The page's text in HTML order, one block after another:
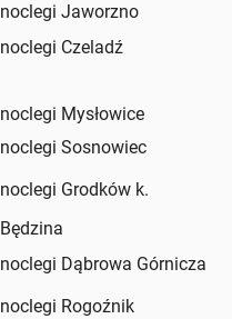
noclegi Jaworzno
noclegi Czeladź
noclegi Mysłowice
noclegi Sosnowiec
noclegi Grodków k.
Będzina
noclegi Dąbrowa Górnicza
noclegi Rogoźnik